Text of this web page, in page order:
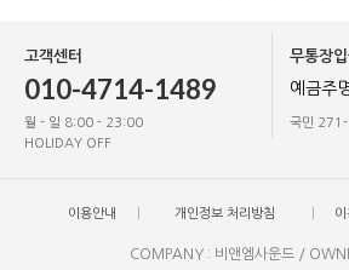
고객센터
010-4714-1489
월 - 일 8:00 - 23:00
HOLIDAY OFF
무통장
예금주
국민
이용안내 개인정보 처리방침
COMPANY : 비앤엠사운드 /